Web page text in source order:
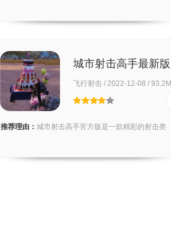
城市射击高手最新版
飞行射击 / 2022-12-08 / 93.2M
推荐理由： 城市射击高手官方版是一款精彩的射击类